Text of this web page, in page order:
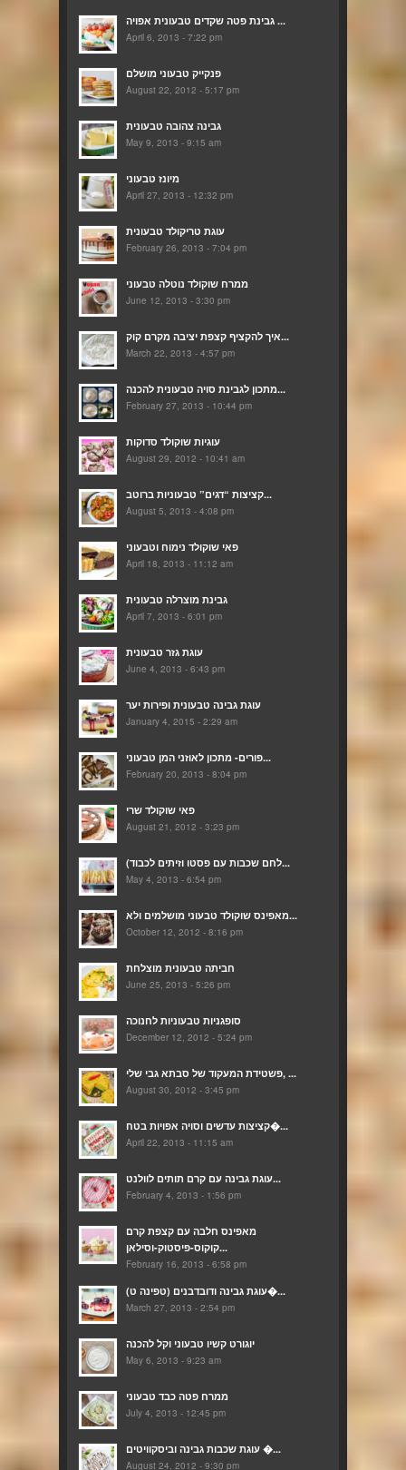
גבינת פטה שקדים טבעונית אפויה ...
April 6, 2013 - 7:22 pm
פנקייק טבעוני מושלם
August 22, 2012 - 5:17 pm
גבינה צהובה טבעונית
May 9, 2013 - 9:15 am
מיונז טבעוני
April 27, 2013 - 12:32 pm
עוגת טריקולד טבעונית
February 26, 2013 - 7:04 pm
ממרח שוקולד נוטלה טבעוני
June 12, 2013 - 3:30 pm
איך להקציף קצפת יציבה מקרם קוק...
March 22, 2013 - 4:57 pm
מתכון לגבינת סויה טבעונית להכנה...
February 27, 2013 - 10:44 pm
עוגיות שוקולד סדוקות
August 29, 2012 - 10:41 am
קציצות “דגים” טבעוניות ברוטב...
August 5, 2013 - 4:08 pm
פאי שוקולד נימוח וטבעוני
April 18, 2013 - 11:12 am
גבינת מוצרלה טבעונית
April 7, 2013 - 6:01 pm
עוגת גזר טבעונית
June 4, 2013 - 6:43 pm
עוגת גבינה טבעונית ופירות יער
January 4, 2015 - 2:29 am
פורים- מתכון לאוזני המן טבעוני...
February 20, 2013 - 8:04 pm
פאי שוקולד שרי
August 21, 2012 - 3:23 pm
(לחם שכבות עם פסטו וזיתים לכבוד...
May 4, 2013 - 6:54 pm
מאפינס שוקולד טבעוני מושלמים ולא...
October 12, 2012 - 8:16 pm
חביתה טבעונית מוצלחת
June 25, 2013 - 5:26 pm
סופגניות טבעוניות לחנוכה
December 12, 2012 - 5:24 pm
פשטידת המעקוד של סבתא גבי שלי, ...
August 30, 2012 - 3:45 pm
קציצות עדשים וסויה אפויות בטח�...
April 22, 2013 - 11:15 am
עוגת גבינה עם קרם תותים לוולנט...
February 4, 2013 - 1:56 pm
מאפינס חלבה עם קצפת קרם
קוקוס-פיסטוק-וסילאן...
February 16, 2013 - 6:58 pm
(עוגת גבינה ודובדבנים (טפינה ט�...
March 27, 2013 - 2:54 pm
יוגורט קשיו טבעוני וקל להכנה
May 6, 2013 - 9:23 am
ממרח פטה כבד טבעוני
July 4, 2013 - 12:45 pm
עוגת שכבות גבינה וביסקוויטים �...
August 24, 2012 - 9:30 pm